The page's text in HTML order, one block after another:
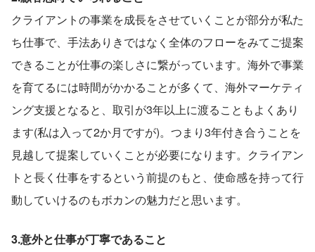
クライアントの事業を成長をさせていくことが部分が私た
ち仕事で、手法ありきではなく全体のフローをみてご提案
できることが仕事の楽しさに繋がっています。海外で事業
を育てるには時間がかかることが多くて、海外マーケティ
ング支援となると、取引が3年以上に渡ることもよくあり
ます(私は入って2か月ですが)。つまり3年付き合うことを
見越して提案していくことが必要になります。クライアン
トと長く仕事をするという前提のもと、使命感を持って行
動していけるのもボカンの魅力だと思います。
3.意外と仕事が丁寧であること